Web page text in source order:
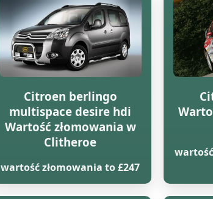
Citroen berlingo
multispace desire hdi
Wartość złomowania w
Clitheroe
wartość złomowania to £247